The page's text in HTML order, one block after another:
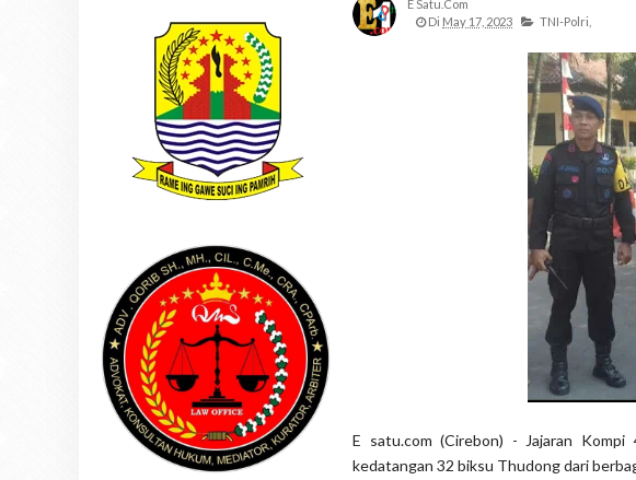
E Satu.com
Di May 17, 2023 TNI-Polri,
E satu.com (Cirebon) - Jajaran
kedatangan 32 biksu Thudong dari